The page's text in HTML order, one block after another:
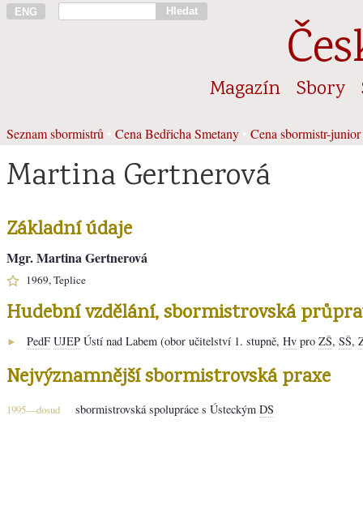
ENG Hledat
Magazín Sbory
Seznam sbormistrů Cena Bedřicha Smetany Cena sbormistr-junior
Martina Gertnerová
Základní údaje
Mgr. Martina Gertnerová
1969, Teplice
Hudební vzdělání, sbormistrovská
► PedF UJEP Ústí nad Labem (obor učitelství 1. stupně, Hv pro ZŠ, SŠ,
Nejvýznamnější sbormistrovská praxe
1995—dosud sbormistrovská spolupráce s Ústeckým DS